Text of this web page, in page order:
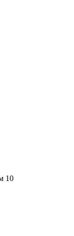
10